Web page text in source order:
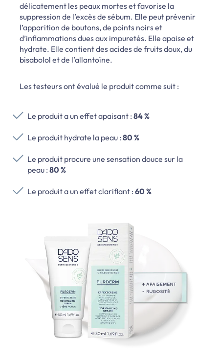
délicatement les peaux mortes et favorise la
suppression de l’excès de sébum. Elle peut prévenir
l’apparition de boutons, de points noirs et
d’inflammations dues aux impuretés. Elle apaise et
hydrate. Elle contient des acides de fruits doux, du
bisabolol et de l’allantoïne.
Les testeurs ont évalué le produit comme suit :
Le produit a un effet apaisant : 84 %
Le produit hydrate la peau : 80 %
Le produit procure une sensation douce sur la
peau : 80 %
Le produit a un effet clarifiant : 60 %